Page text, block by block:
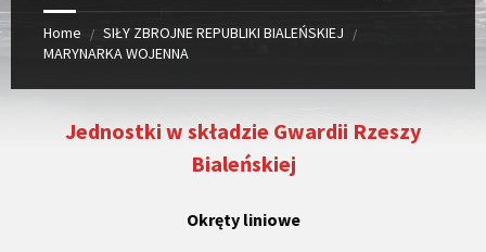
Home / SIŁY ZBROJNE REPUBLIKI BIALEŃSKIEJ /
MARYNARKA WOJENNA
Jednostki w składzie Gwardii Rzeszy
Bialeńskiej
Okręty liniowe